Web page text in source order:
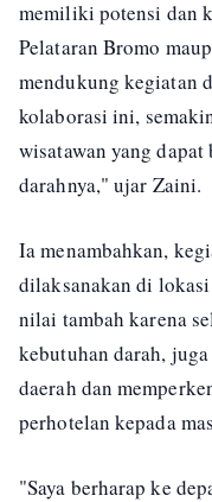
memiliki potensi dan
Pelataran Bromo
mendukung kegiatan
kolaborasi ini,
wisatawan yang
darahnya," ujar Zaini.
Ia menambahkan,
dilaksanakan di
nilai tambah karena
kebutuhan darah,
daerah dan
perhotelan kepada
"Saya berharap ke